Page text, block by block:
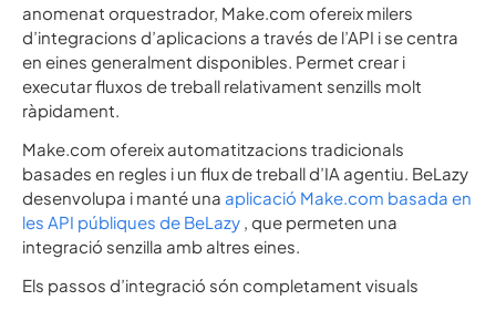
anomenat orquestrador, Make.com ofereix milers
d’integracions d’aplicacions a través de l’API i se centra
en eines generalment disponibles. Permet crear i
executar fluxos de treball relativament senzills molt
ràpidament.
Make.com ofereix automatitzacions tradicionals
basades en regles i un flux de treball d’IA agentiu. BeLazy
desenvolupa i manté una aplicació Make.com basada en
les API públiques de BeLazy , que permeten una
integració senzilla amb altres eines.
Els passos d’integració són completament visuals